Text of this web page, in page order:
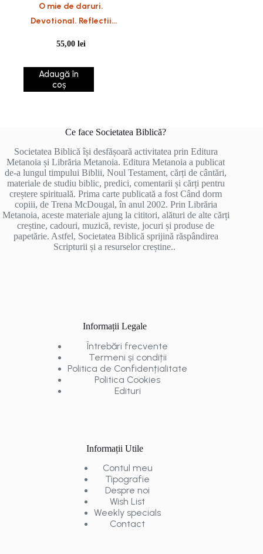
O mie de daruri.
Devotional. Reflectii
de fiecare zi
55,00lei
Adaugă în
coș
Ce face Societatea Biblică?
Societatea Biblică își desfășoară activitatea prin Editura
Metanoia și Librăria Metanoia. Editura Metanoia a publicat
de-a lungul timpului Biblii, Noul Testament, cărți de cântări,
materiale de studiu biblic, predici, comentarii și cărți pentru
creștere spirituală. Prima carte publicată a fost Când dorm
copiii, de Trena McDougal, în anul 2002. Prin Librăria
Metanoia, aceste materiale ajung la cititori, alături de alte cărți
creștine, cadouri, muzică, reviste, jocuri și produse de
papetărie. Astfel, Societatea Biblică sprijină răspândirea
Scripturii și a resurselor creștine..
Informații Legale
Întrebări frecvente
Termeni și condiții
Politica de Confidențialitate
Politica Cookies
Edituri
Informații Utile
Contul meu
Tipografie
Despre noi
Wish List
Weekly specials
Contact